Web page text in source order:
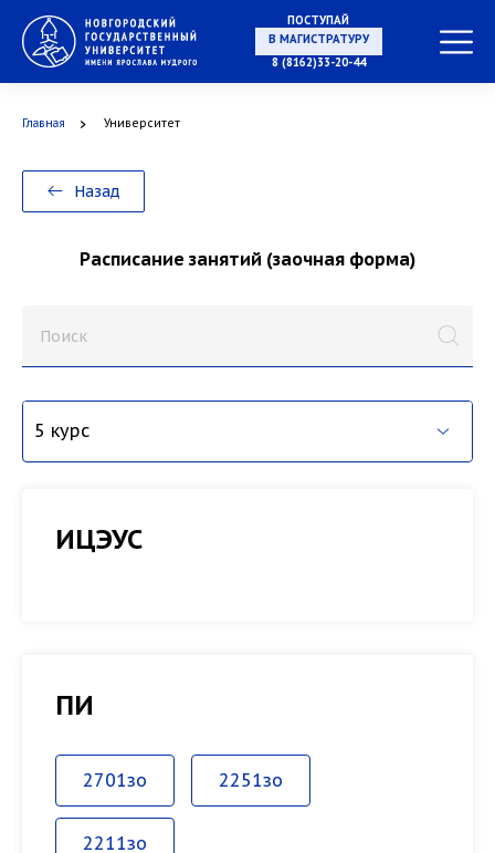
ПОСТУПАЙ
В МАГИСТРАТУРУ
В ОРДИНАТУРУ
8 (8162)33-20-44
Главная Университет
Назад
Расписание занятий (заочная форма)
1 курс
2 курс
3 курс
4 курс
5 курс
6 курс
ИЦЭУС
ПИ
2701зо 2251зо
2211зо